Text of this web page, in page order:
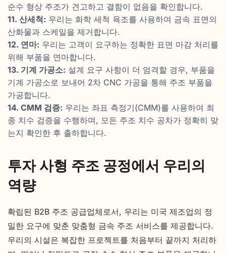
순수 형상 주조가 견고하고 결함이 없음을 확인합니다.
11. 산세척: 우리는 화학 세척 욕조를 사용하여 금속 표면의
산화물과 스케일을 제거합니다.
12. 연마: 우리는 고객이 요구하는 정확한 표면 마감 처리를
위해 부품을 연마합니다.
13. 기계 가공소: 설계 요구 사항이 더 엄격할 경우, 부품을
기계 가공소로 보내어 2차 CNC 가공을 통해 주조 부품을
가공합니다.
14. CMM 검증: 우리는 좌표 측정기(CMM)를 사용하여 최
종 치수 검증을 수행하며, 모든 주조 치수 공차가 정확히 맞
는지 확인한 후 출하합니다.
투자 사형 주조 공정에서 우리의
역량
확립된 B2B 주조 공급업체로서, 우리는 미국 제조업의 정
밀한 요구에 맞춘 맞춤형 금속 주조 서비스를 제공합니다.
우리의 시설은 복잡한 프로젝트를 처음부터 끝까지 처리하